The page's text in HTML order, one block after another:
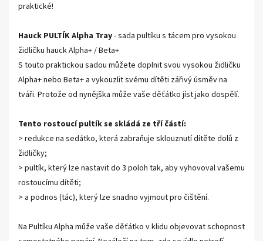
praktické!
Hauck PULTÍK Alpha Tray- sada pultíku s tácem pro vysokou
židličku hauck Alpha+ / Beta+
S touto praktickou sadou můžete doplnit svou vysokou židličku
Alpha+ nebo Beta+ a vykouzlit svému dítěti zářivý úsměv na
tváři. Protože od nynějška může vaše děťátko jíst jako dospělí.
Tento rostoucí pultík se skládá ze tří částí:
> redukce na sedátko, která zabraňuje sklouznutí dítěte dolů z
židličky;
> pultík, který lze nastavit do 3 poloh tak, aby vyhovoval vašemu
rostoucímu dítěti;
> a podnos (tác), který lze snadno vyjmout pro čištění.
Na Pultíku Alpha může vaše děťátko v klidu objevovat schopnost